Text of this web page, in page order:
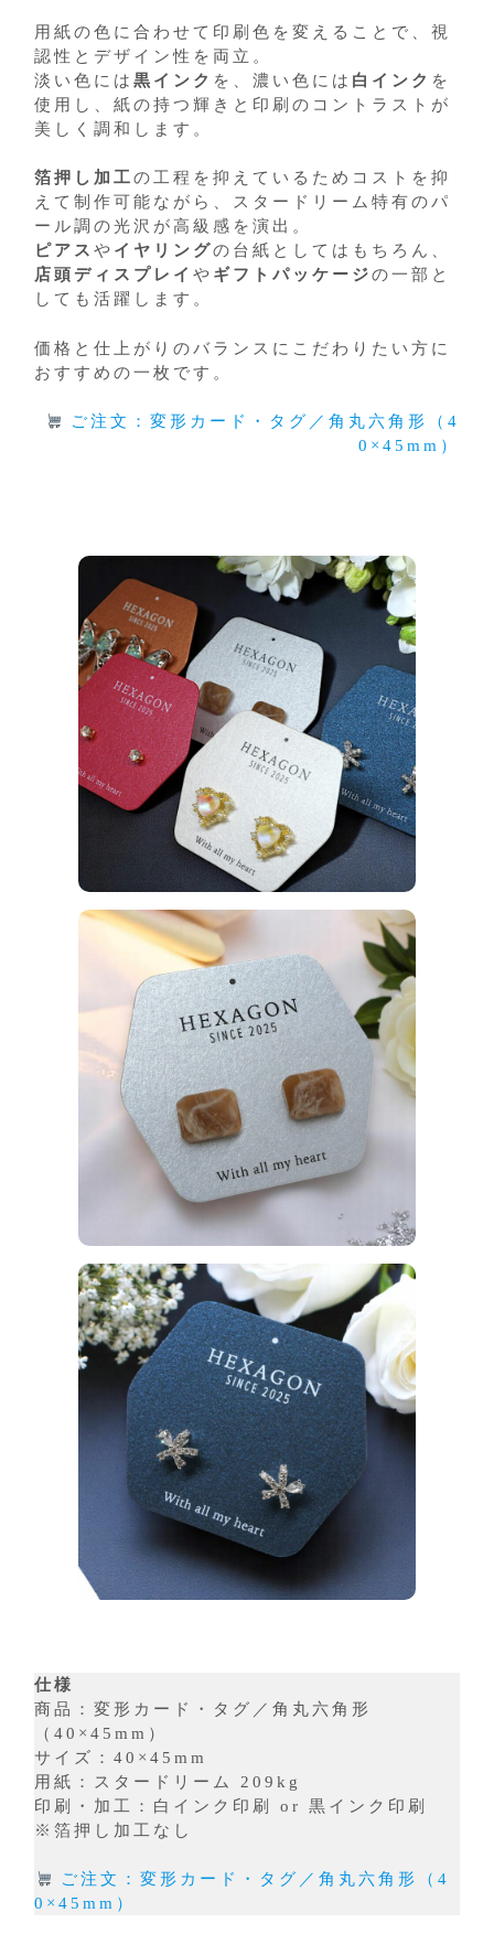
用紙の色に合わせて印刷色を変えることで、視
認性とデザイン性を両立。
淡い色には黒インク を、濃い色には 白インク を
使用し、紙の持つ輝きと印刷のコントラストが
美しく調和します。
箔押し加工の工程を抑えているためコストを抑
えて制作可能ながら、スタードリーム特有のパ
ール調の光沢が高級感を演出。
ピアスや イヤリングの台紙としてはもちろん、
店頭ディスプレイや ギフトパッケージの一部と
しても活躍します。
価格と仕上がりのバランスにこだわりたい方に
おすすめの一枚です。
ご注文：変形カード・タグ／角丸六角形（4
0×45mm）
仕様
商品：変形カード・タグ／角丸六角形
（40×45mm）
サイズ：40×45mm
用紙：スタードリーム 209kg
印刷・加工：白インク印刷 or 黒インク印刷
※箔押し加工なし
ご注文：変形カード・タグ／角丸六角形（4
0×45mm）